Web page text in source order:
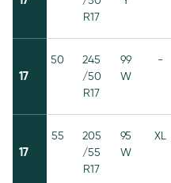
R17
17
50
245
/50
R17
99
W
-
17
55
205
/55
R17
95
W
XL